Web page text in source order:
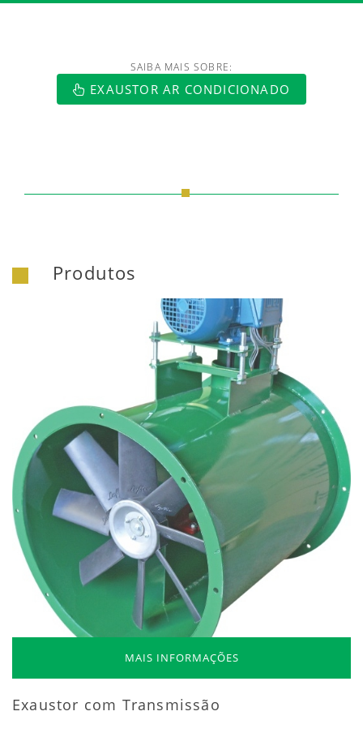
SAIBA MAIS SOBRE:
EXAUSTOR AR CONDICIONADO
Produtos
MAIS INFORMAÇÕES
Exaustor com Transmissão